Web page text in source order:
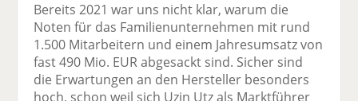
Bereits 2021 war uns nicht klar, warum die
Noten für das Familienunternehmen mit rund
1.500 Mitarbeitern und einem Jahresumsatz von
fast 490 Mio. EUR abgesackt sind. Sicher sind
die Erwartungen an den Hersteller besonders
hoch, schon weil sich Uzin Utz als Marktführer